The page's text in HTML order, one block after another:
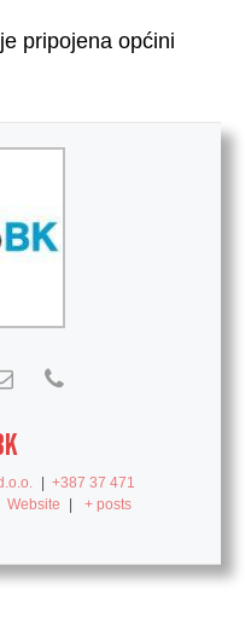
pripojena općini
| +387 37 471
Website | + posts